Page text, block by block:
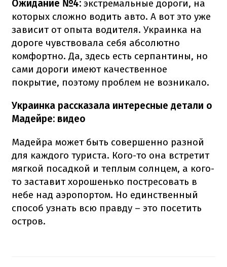
Ожидание №4: экстремальные дороги, на
которых сложно водить авто. А вот это уже
зависит от опыта водителя. Украинка на
дороге чувствовала себя абсолютно
комфортно. Да, здесь есть серпантины, но
сами дороги имеют качественное
покрытие, поэтому проблем не возникало.
Украинка рассказала интересные детали о
Мадейре: видео
Мадейра может быть совершенно разной
для каждого туриста. Кого-то она встретит
мягкой посадкой и теплым солнцем, а кого-
то заставит хорошенько постресовать в
небе над аэропортом. Но единственный
способ узнать всю правду – это посетить
остров.